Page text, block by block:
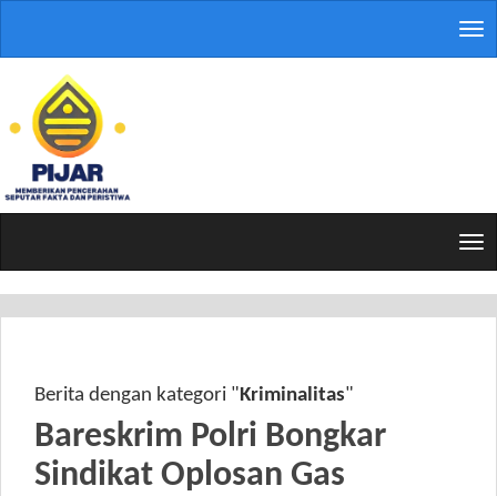
Berita dengan kategori " Kriminalitas"
Bareskrim Polri Bongkar
Sindikat Oplosan Gas